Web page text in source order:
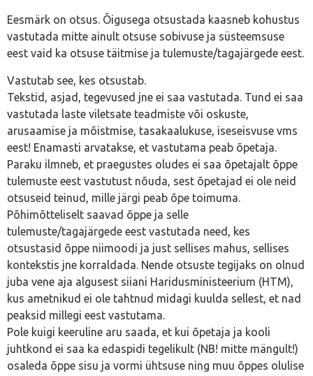
Eesmärk on otsus. Õigusega otsustada kaasneb kohustus
vastutada mitte ainult otsuse sobivuse ja süsteemsuse
eest vaid ka otsuse täitmise ja tulemuste/tagajärgede eest.
Vastutab see, kes otsustab.
Tekstid, asjad, tegevused jne ei saa vastutada. Tund ei saa
vastutada laste viletsate teadmiste või oskuste,
arusaamise ja mõistmise, tasakaalukuse, iseseisvuse vms
eest! Enamasti arvatakse, et vastutama peab õpetaja.
Paraku ilmneb, et praegustes oludes ei saa õpetajalt õppe
tulemuste eest vastutust nõuda, sest õpetajad ei ole neid
otsuseid teinud, mille järgi peab õpe toimuma.
Põhimõtteliselt saavad õppe ja selle
tulemuste/tagajärgede eest vastutada need, kes
otsustasid õppe niimoodi ja just sellises mahus, sellises
kontekstis jne korraldada. Nende otsuste tegijaks on olnud
juba vene aja algusest siiani Haridusministeerium (HTM),
kus ametnikud ei ole tahtnud midagi kuulda sellest, et nad
peaksid millegi eest vastutama.
Pole kuigi keeruline aru saada, et kui õpetaja ja kooli
juhtkond ei saa ka edaspidi tegelikult (NB! mitte mängult!)
osaleda õppe sisu ja vormi ühtsuse ning muu õppes olulise